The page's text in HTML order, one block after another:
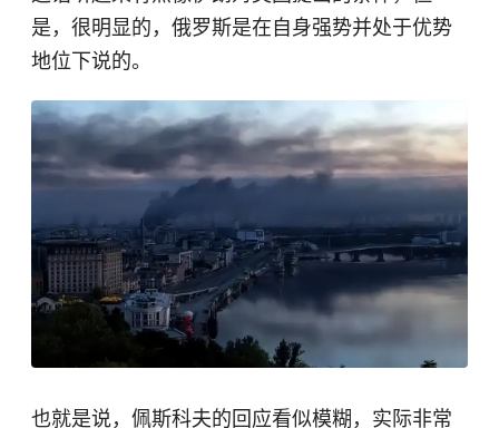
是，很明显的，俄罗斯是在自身强势并处于优势
地位下说的。
也就是说，佩斯科夫的回应看似模糊，实际非常